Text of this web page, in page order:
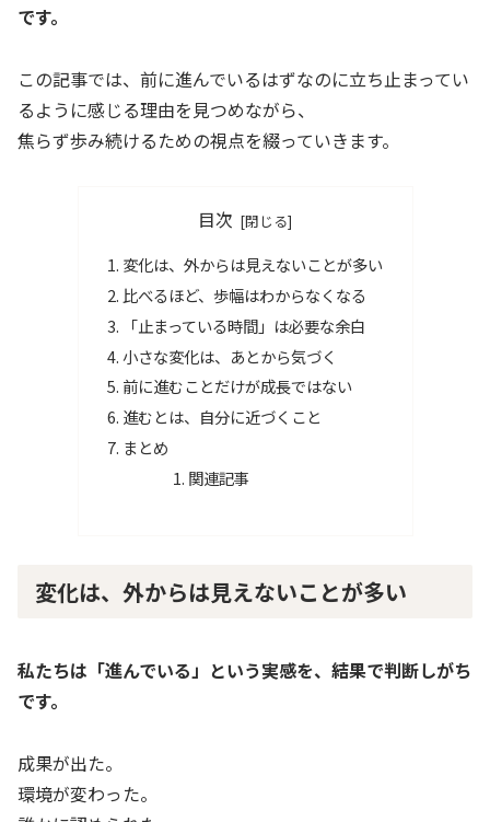
です。
この記事では、前に進んでいるはずなのに立ち止まってい
るように感じる理由を見つめながら、
焦らず歩み続けるための視点を綴っていきます。
目次
変化は、外からは見えないことが多い
比べるほど、歩幅はわからなくなる
「止まっている時間」は必要な余白
小さな変化は、あとから気づく
前に進むことだけが成長ではない
進むとは、自分に近づくこと
まとめ
関連記事
変化は、外からは見えないことが多い
私たちは「進んでいる」という実感を、結果で判断しがち
です。
成果が出た。
環境が変わった。